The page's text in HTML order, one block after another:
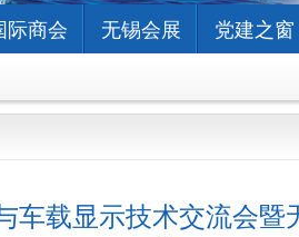
际商会 无锡会展 党建之窗
车载显示技术交流会